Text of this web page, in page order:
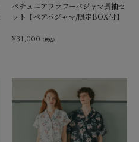
ペチュニアフラワーパジャマ長袖セ
ット【ペアパジャマ/限定BOX付】
¥31,000 （税込）